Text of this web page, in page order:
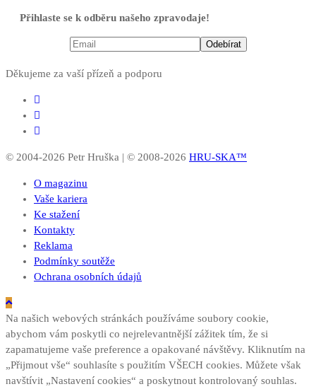
Přihlaste se k odběru našeho zpravodaje!
Děkujeme za vaší přízeň a podporu
© 2004-2026 Petr Hruška | © 2008-2026 HRU-SKA™
O magazinu
Vaše kariera
Ke stažení
Kontakty
Reklama
Podmínky soutěže
Ochrana osobních údajů
Na našich webových stránkách používáme soubory cookie,
abychom vám poskytli co nejrelevantnější zážitek tím, že si
zapamatujeme vaše preference a opakované návštěvy. Kliknutím na
„Přijmout vše“ souhlasíte s použitím VŠECH cookies. Můžete však
navštívit „Nastavení cookies“ a poskytnout kontrolovaný souhlas.